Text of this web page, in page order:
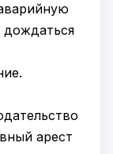
дождаться
арест